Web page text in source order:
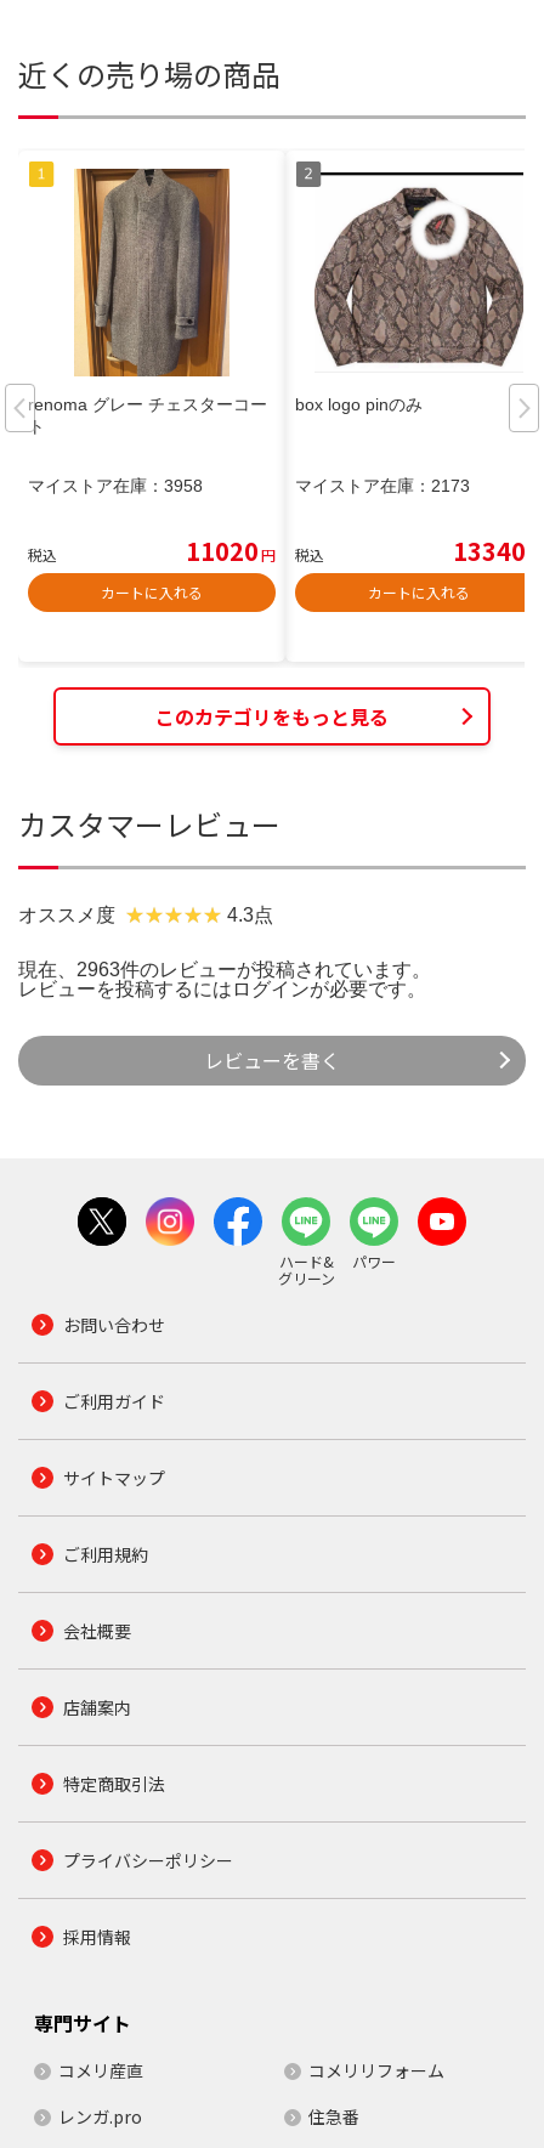
近くの売り場の商品
renoma グレー チェスターコー
ト
マイストア在庫： 3958
税込 11020円
カートに入れる
box logo pinのみ
マイストア在庫： 2173
税込 13340
カートに入れる
このカテゴリをもっと見る
カスタマーレビュー
オススメ度 4.3点
現在、2963件のレビューが投稿されています。
レビューを投稿するには ログインが必要です。
レビューを書く
ハード&
グリーン
パワー
お問い合わせ
ご利用ガイド
サイトマップ
ご利用規約
会社概要
店舗案内
特定商取引法
プライバシーポリシー
採用情報
専門サイト
コメリ産直
コメリリフォーム
レンガ.pro
住急番